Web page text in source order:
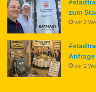
zum
vor 2
vor 2